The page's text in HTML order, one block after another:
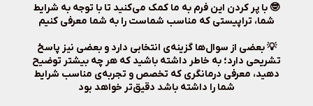
🤓️ با پر کردن این فرم به ما کمک می‌کنید تا با توجه به شرایط
شما، تراپیستی که مناسب شماست را به شما معرفی کنیم
💡 بعضی از سوال‌ها گزینه‌ی انتخابی دارد و بعضی نیز پاسخ
تشریحی دارد؛ به خاطر داشته باشید که هر چه بیشتر توضیح
دهید، معرفی درمانگری که تخصص و تجربه‌ی مناسب شرایط
شما را داشته باشد ‌دقیق‌تر خواهد بود